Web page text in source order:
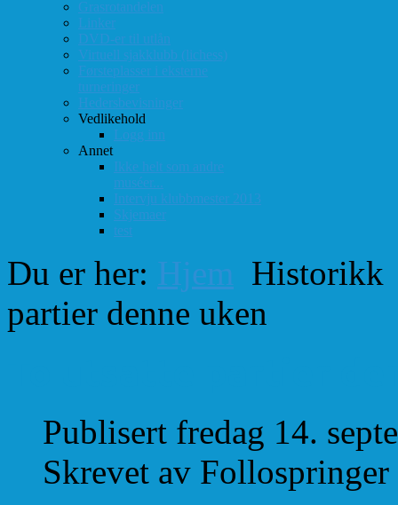
Grasrotandelen
Linker
DVD-er til utlån
Virtuell sjakklubb (lichess)
Førsteplasser i eksterne
turneringer
Hedersbevisninger
Vedlikehold
Logg inn
Annet
Ikke helt som andre
muséer...
Intervju klubbmester 2013
Skjemaer
test
Du er her: Hjem Historikk
partier denne uken
Publisert fredag 14.
Skrevet av Follospringer